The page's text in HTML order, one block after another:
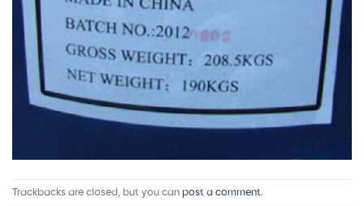
Trackbacks are closed, but you can post a comment.